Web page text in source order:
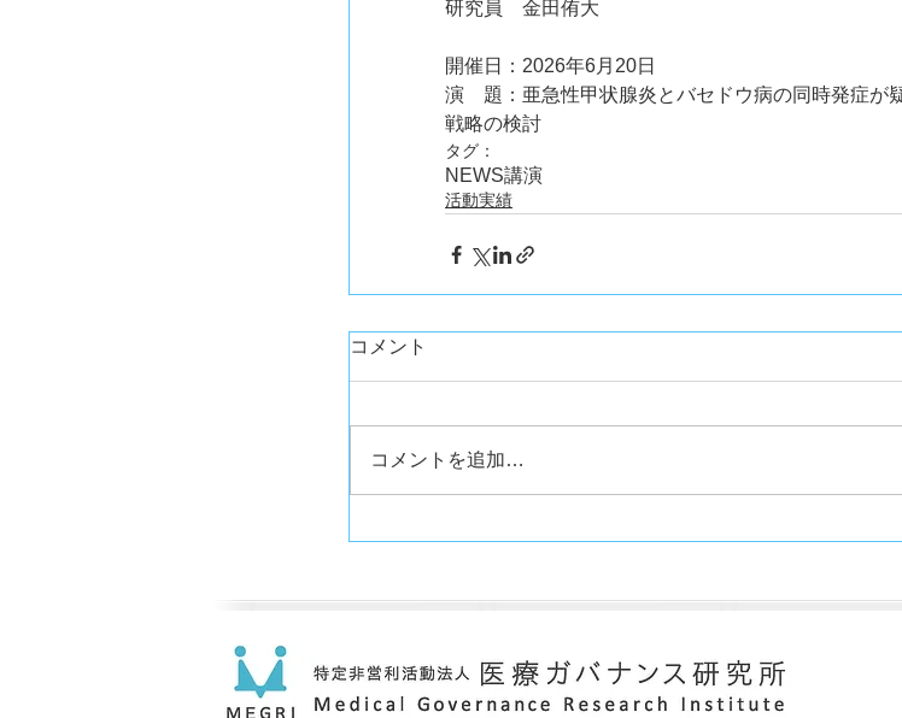
研究員　金田侑大
開催日：2026年6月20日
演　題：亜急性甲状腺炎とバセドウ病の同時発症が
戦略の検討
タグ：
NEWS講演
活動実績
コメント
コメントを追加…